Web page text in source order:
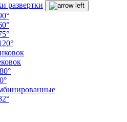
развертки